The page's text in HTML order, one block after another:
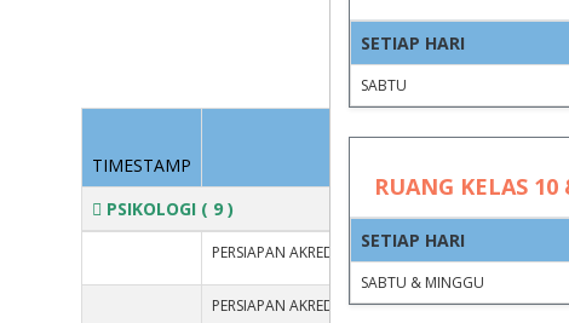
Group by
TIMESTAMP
PSIKOLOGI ( 9 )
PERSIAPAN AKREDITASI LAPANGAN BORANG PRODI
PERSIAPAN AKREDITASI LAPANGAN BORANG PRODI
SETIAP HARI
SABTU
RUANG KELAS 10
SETIAP HARI
SABTU & MINGGU